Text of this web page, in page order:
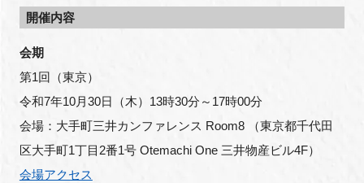
開催内容
会期
第1回（東京）
令和7年10月30日（木）13時30分～17時00分
会場：大手町三井カンファレンス Room8 （東京都千代田
区大手町1丁目2番1号 Otemachi One 三井物産ビル4F）
会場アクセス